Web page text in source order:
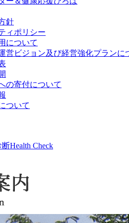
針
ィポリシー
について
営ビジョン及び経営強化プランに
の寄付について
ついて
断Health Check